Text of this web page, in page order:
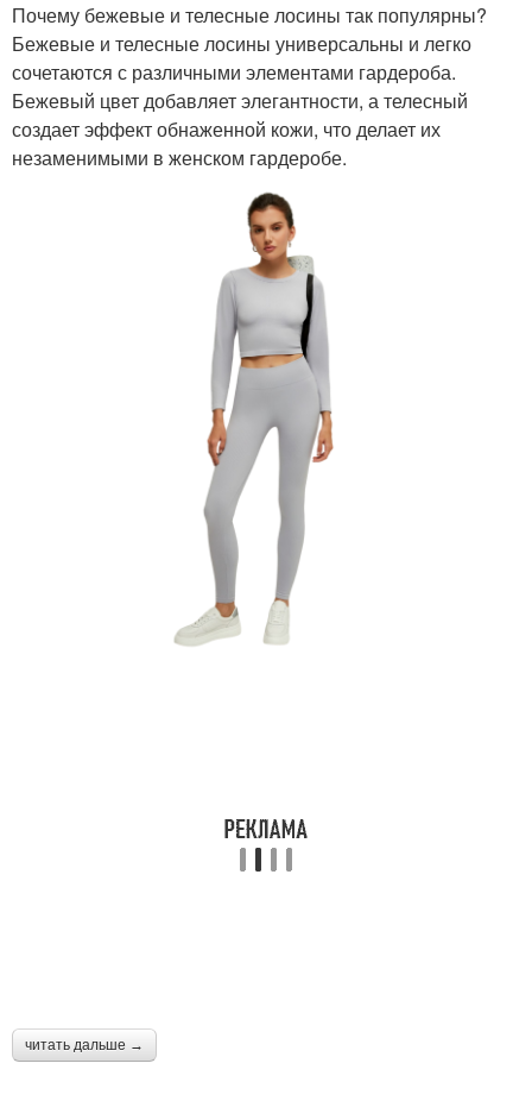
Почему бежевые и телесные лосины так популярны?
Бежевые и телесные лосины универсальны и легко
сочетаются с различными элементами гардероба.
Бежевый цвет добавляет элегантности, а телесный
создает эффект обнаженной кожи, что делает их
незаменимыми в женском гардеробе.
читать дальше →